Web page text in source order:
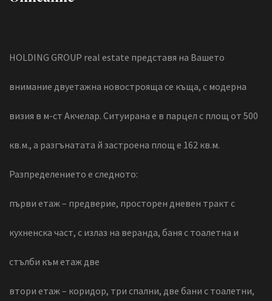
HOLDING GROUP real estate представя на Вашето
внимание двуетажна новострояща се къща, с модерна
визия в м-ст Акчелар. Ситуирана е в парцел с площ от 500
кв.м., а разгънатата й застроена площ е 162 кв.м.
Разпределението е следното:
първи етаж – предверие, просторен дневен тракт с
кухненска част, с излаз на веранда, баня с тоалетна и
стълби към етаж две
втори етаж – коридор, три спални, две бани с тоалетни,